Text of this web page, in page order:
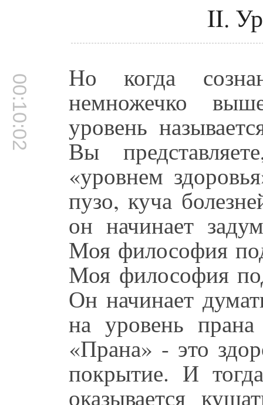
II.
00:10:02 Но когда
немножечко
уровень
Вы
«уровнем
пузо, куча
он начинает
Моя философия
Моя философия
Он начинает
на уровень
«Прана» - это
покрытие. И
оказывается